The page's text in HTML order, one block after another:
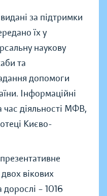
за підтримки
їх у
наукову
та
допомоги
Інформаційні
час діяльності МФВ,
Києво-
вікових
дорослі – 1016